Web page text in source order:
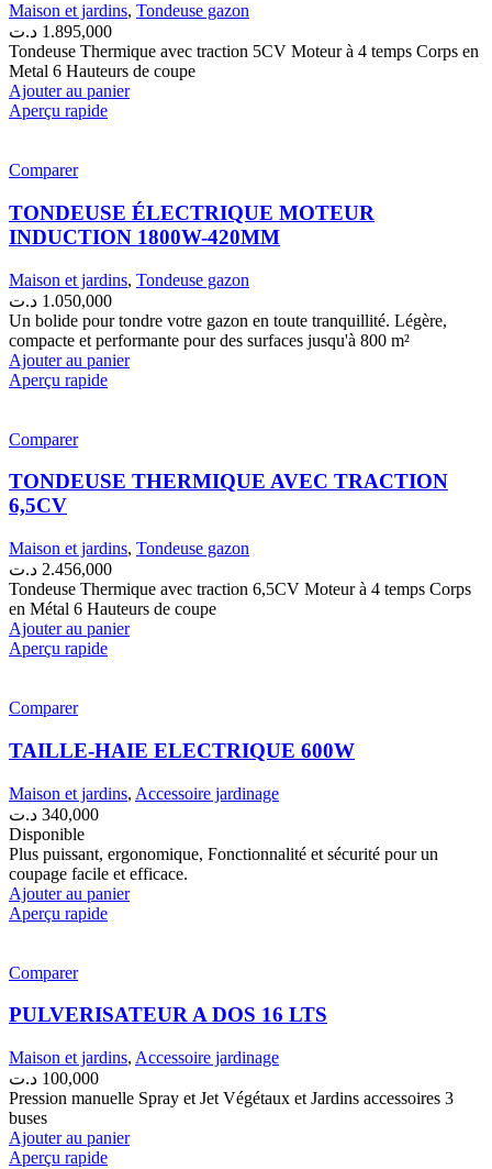
Maison et jardins, Tondeuse gazon
1.895,000 د.ت
Tondeuse Thermique avec traction 5CV Moteur à 4 temps Corps en
Metal 6 Hauteurs de coupe
Ajouter au panier
Aperçu rapide
Comparer
TONDEUSE ÉLECTRIQUE MOTEUR
INDUCTION 1800W-420MM
Maison et jardins, Tondeuse gazon
1.050,000 د.ت
Un bolide pour tondre votre gazon en toute tranquillité. Légère,
compacte et performante pour des surfaces jusqu'à 800 m²
Ajouter au panier
Aperçu rapide
Comparer
TONDEUSE THERMIQUE AVEC TRACTION
6,5CV
Maison et jardins, Tondeuse gazon
2.456,000 د.ت
Tondeuse Thermique avec traction 6,5CV Moteur à 4 temps Corps
en Métal 6 Hauteurs de coupe
Ajouter au panier
Aperçu rapide
Comparer
TAILLE-HAIE ELECTRIQUE 600W
Maison et jardins, Accessoire jardinage
340,000 د.ت
Disponible
Plus puissant, ergonomique, Fonctionnalité et sécurité pour un
coupage facile et efficace.
Ajouter au panier
Aperçu rapide
Comparer
PULVERISATEUR A DOS 16 LTS
Maison et jardins, Accessoire jardinage
100,000 د.ت
Pression manuelle Spray et Jet Végétaux et Jardins accessoires 3
buses
Ajouter au panier
Aperçu rapide